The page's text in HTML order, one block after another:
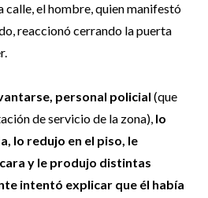
calle, el hombre, quien manifestó
reaccionó cerrando la puerta
personal policial (que
de servicio de la zona), lo
lo redujo en el piso, le
y le produjo distintas
intentó explicar que él había